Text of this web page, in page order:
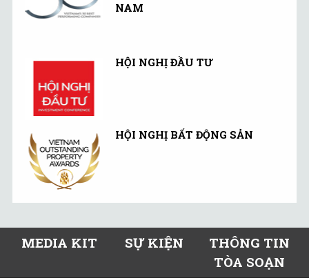
NAM
HỘI NGHỊ ĐẦU TƯ
HỘI NGHỊ BẤT ĐỘNG SẢN
MEDIA KIT SỰ KIỆN
THÔNG TIN
TÒA SOẠN